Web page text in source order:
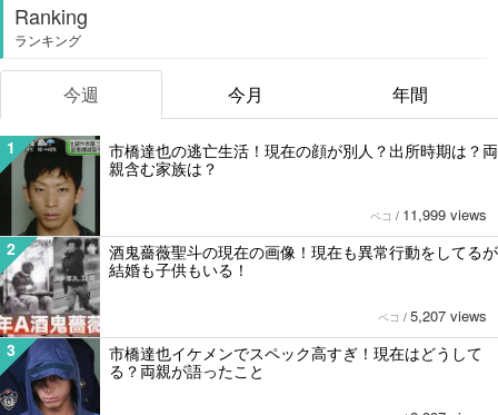
Ranking
ランキング
今週 今月 年間
1
市橋達也の逃亡生活！現在の顔が別人？出所時期は？両
親含む家族は？
ペコ / 11,999 views
2
酒鬼薔薇聖斗の現在の画像！現在も異常行動をしてるが
結婚も子供もいる！
ペコ / 5,207 views
3
市橋達也イケメンでスペック高すぎ！現在はどうして
る？両親が語ったこと